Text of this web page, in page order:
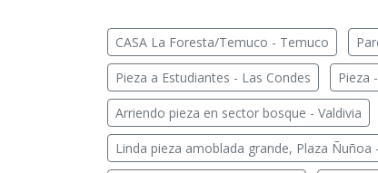
CASA La Foresta/Temuco - Temuco
Pieza a Estudiantes - Las Condes Pieza
Arriendo pieza en sector bosque - Valdivia
Linda pieza amoblada grande, Plaza Ñuñoa